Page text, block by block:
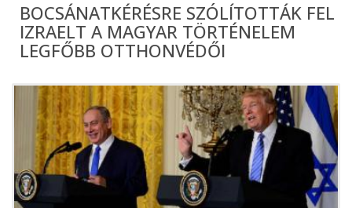
BOCSÁNATKÉRÉSRE SZÓLÍTOTTÁK FEL
IZRAELT A MAGYAR TÖRTÉNELEM
LEGFŐBB OTTHONVÉDŐI